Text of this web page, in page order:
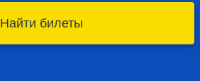
Найти билеты